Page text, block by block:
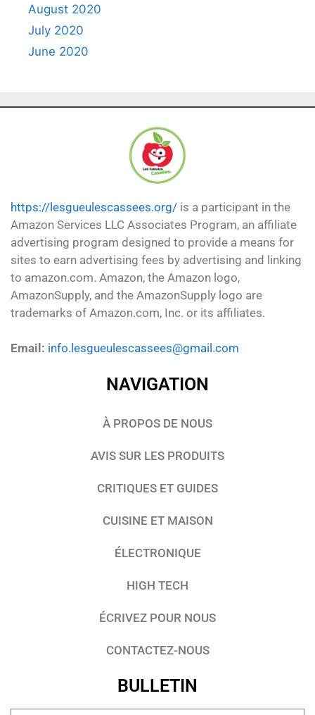
August 2020
July 2020
June 2020
https://lesgueulescassees.org/ is a participant in the
Amazon Services LLC Associates Program, an affiliate
advertising program designed to provide a means for
sites to earn advertising fees by advertising and linking
to amazon.com. Amazon, the Amazon logo,
AmazonSupply, and the AmazonSupply logo are
trademarks of Amazon.com, Inc. or its affiliates.
Email: info.lesgueulescassees@gmail.com
NAVIGATION
À PROPOS DE NOUS
AVIS SUR LES PRODUITS
CRITIQUES ET GUIDES
CUISINE ET MAISON
ÉLECTRONIQUE
HIGH TECH
ÉCRIVEZ POUR NOUS
CONTACTEZ-NOUS
BULLETIN